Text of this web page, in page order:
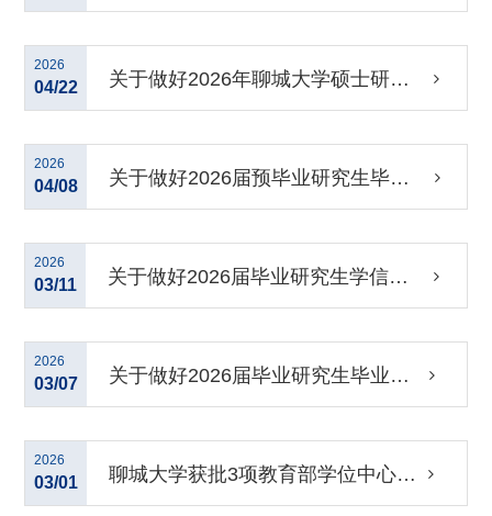
论文答辩工作的通知
2026
04/22 关于做好2026年聊城大学硕士研究
生指导教师遴选工作的通知
2026
04/08 关于做好2026届预毕业研究生毕业
图像及学籍信息校对工作的通知
2026
03/11 关于做好2026届毕业研究生学信网
学生身份预警复核工作的通知
2026
03/07 关于做好2026届毕业研究生毕业资
格审查的通知
2026
03/01 聊城大学获批3项教育部学位中心主